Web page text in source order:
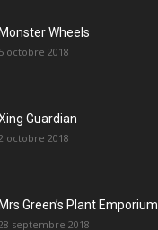
Monster Wheels
5 octobre 2018
Guardian
octobre 2018
Mrs Green’s Plant Emporium
septembre 2018